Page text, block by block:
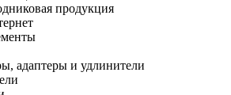
продукция
адаптеры и удлинители